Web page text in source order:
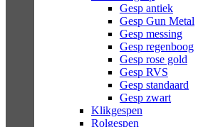
Gesp antiek
Gesp Gun Metal
Gesp messing
Gesp regenboog
Gesp rose gold
Gesp RVS
Gesp standaard
Gesp zwart
Klikgespen
Rolgespen